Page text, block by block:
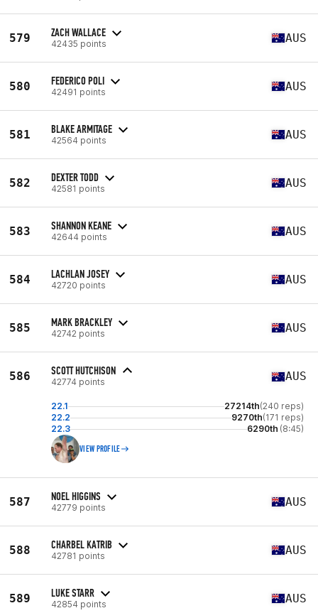
579 ZACH WALLACE
42435 points AUS
580 FEDERICO POLI
42491 points AUS
581 BLAKE ARMITAGE
42564 points AUS
582 DEXTER TODD
42581 points AUS
583 SHANNON KEANE
42644 points AUS
584 LACHLAN JOSEY
42720 points AUS
585 MARK BRACKLEY
42742 points AUS
586 SCOTT HUTCHISON
42774 points AUS
22.1 27214th(240 reps)
22.2
9270th(171 reps)
22.3
6290th (8:45)
VIEW PROFILE
587 NOEL HIGGINS
42779 points AUS
588 CHARBEL KATRIB
42781 points AUS
589 LUKE STARR
42854 points AUS